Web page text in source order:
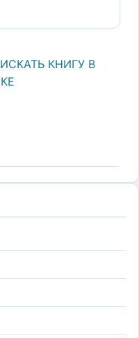
ИСКАТЬ КНИГУ В